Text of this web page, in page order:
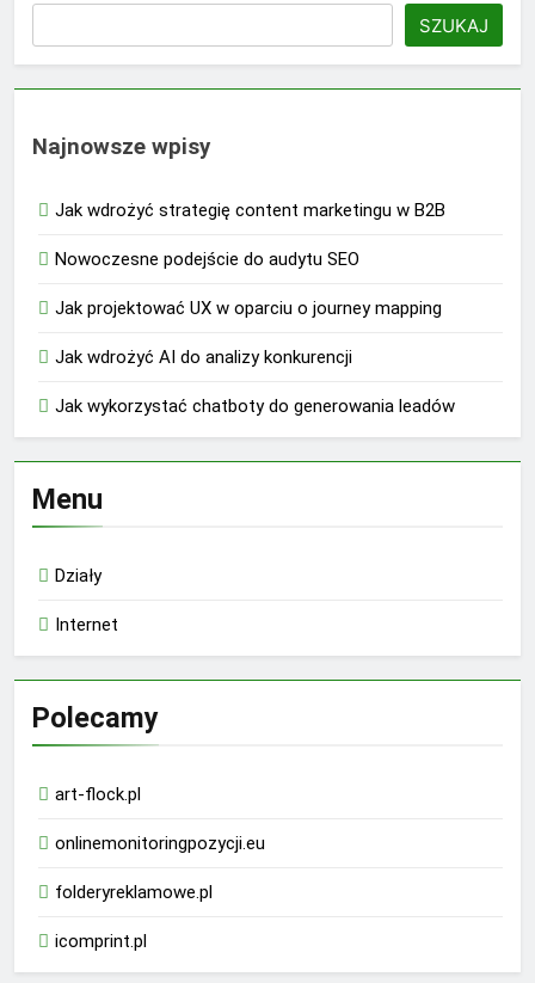
SZUKAJ
Najnowsze wpisy
Jak wdrożyć strategię content marketingu w B2B
Nowoczesne podejście do audytu SEO
Jak projektować UX w oparciu o journey mapping
Jak wdrożyć AI do analizy konkurencji
Jak wykorzystać chatboty do generowania leadów
Menu
Działy
Internet
Polecamy
art-flock.pl
onlinemonitoringpozycji.eu
folderyreklamowe.pl
icomprint.pl